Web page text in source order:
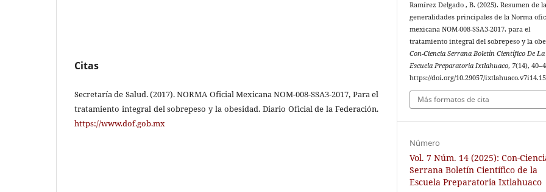
Citas
Secretaría de Salud. (2017). NORMA Oficial Mexicana NOM-008-SSA3-2017, Para el
tratamiento integral del sobrepeso y la obesidad. Diario Oficial de la Federación.
https://www.dof.gob.mx
Ramírez Delgado , B. (2025). Resumen de
generalidades principales de la Norma
mexicana NOM-008-SSA3-2017, para el
tratamiento integral del sobrepeso y la
Con-Ciencia Serrana Boletín Científico De La
Escuela Preparatoria Ixtlahuaco, 7(14),
https://doi.org/10.29057/
Más formatos de cita
Número
Vol. 7 Núm. 14 (2025): Con-
Serrana Boletín Científico de la
Escuela Preparatoria Ixtlahuaco